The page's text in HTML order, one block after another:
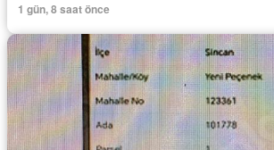
1 gün, 8 saat önce